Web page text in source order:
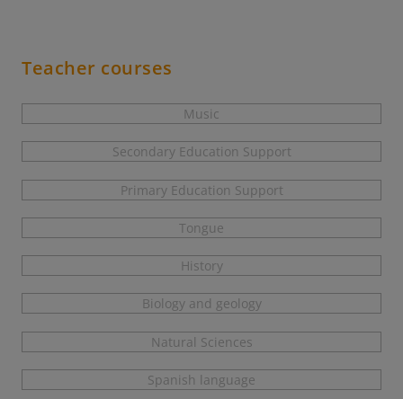
Teacher courses
Music
Secondary Education Support
Primary Education Support
Tongue
History
Biology and geology
Natural Sciences
Spanish language